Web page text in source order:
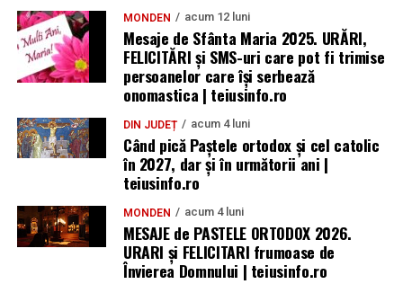
MONDEN acum 12 luni
Mesaje de Sfânta Maria 2025. URĂRI,
FELICITĂRI și SMS-uri care pot fi trimise
persoanelor care își serbează
onomastica | teiusinfo.ro
DIN JUDEȚ acum 4 luni
Când pică Paștele ortodox și cel catolic
în 2027, dar și în următorii ani |
teiusinfo.ro
MONDEN acum 4 luni
MESAJE de PASTELE ORTODOX 2026.
URARI și FELICITARI frumoase de
Învierea Domnului | teiusinfo.ro